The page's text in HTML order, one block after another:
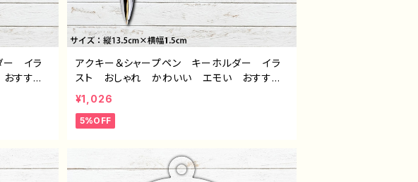
ー イラ
すす
ーター
ザイン
ー＆シャ
アクキー＆シャープペン キーホルダー イラ
スト おしゃれ かわいい エモい おすす
め 個性的 綺麗 人気 イラストレーター
クリエイター 絵師 オリジナル デザイン
グッズ タイトル：星夜セット（アクキー＆シャー
¥1,026
5%OFF